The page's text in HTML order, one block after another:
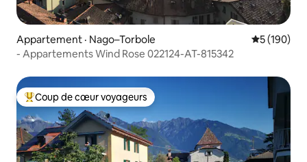
Appartement · Nago–Torbole Note
5 (190)
- Appartements Wind Rose 022124-AT-815342
Coup de cœur voyageurs parmi les plus aimés
Coup de cœur voyageurs